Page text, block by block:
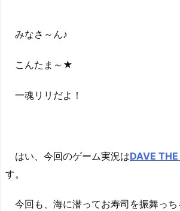
みなさ～ん♪
こんたま～★
一魂リリだよ！
はい、今回のゲーム実況はDAVE
す。
今回も、海に潜ってお寿司を振舞っち